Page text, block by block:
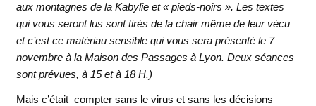
aux montagnes de la Kabylie et « pieds-noirs ». Les textes
qui vous seront lus sont tirés de la chair même de leur vécu
et c’est ce matériau sensible qui vous sera présenté le 7
novembre à la Maison des Passages à Lyon. Deux séances
sont prévues, à 15 et à 18 H.)
Mais c’était compter sans le virus et sans les décisions